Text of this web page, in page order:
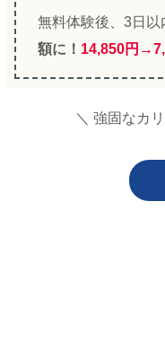
無料体験後、3日以
額に！ 14,850円
＼ 強固なカ